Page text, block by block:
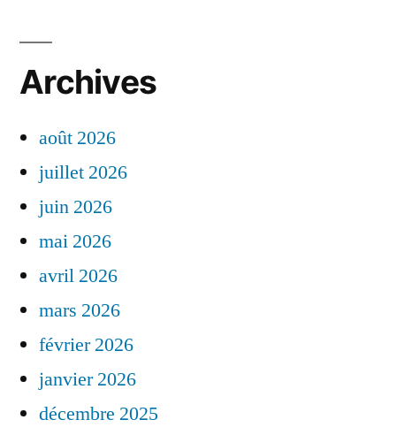
Archives
août 2026
juillet 2026
juin 2026
mai 2026
avril 2026
mars 2026
février 2026
janvier 2026
décembre 2025